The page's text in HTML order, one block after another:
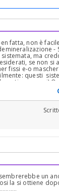
fatta, non è
-
sistemata, ma
se non si
fissi e-o
questi
per.. anni!
progressivi
per rimettere a
come dicevo
posizione dei
spostare
NON hanno lo
un
la si ottiene